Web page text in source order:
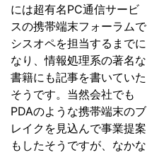
には超有名PC通信サービ
スの携帯端末フォーラムで
シスオペを担当するまでに
なり、情報処理系の著名な
書籍にも記事を書いていた
そうです。当然会社でも
PDAのような携帯端末のブ
レイクを見込んで事業提案
もしたそうですが、なかな